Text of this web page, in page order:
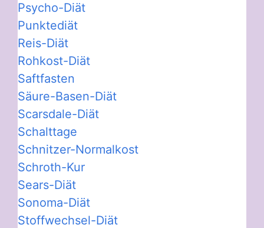
Psycho-Diät
Punktediät
Reis-Diät
Rohkost-Diät
Saftfasten
Säure-Basen-Diät
Scarsdale-Diät
Schalttage
Schnitzer-Normalkost
Schroth-Kur
Sears-Diät
Sonoma-Diät
Stoffwechsel-Diät